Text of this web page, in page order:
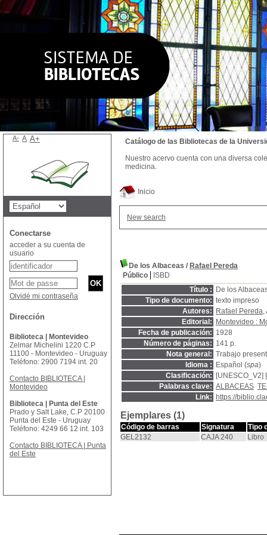
Inicio
New search
De los Albaceas / Rafael Pereda
Público
ISBD
Título :
De los
Tipo de documento: texto impreso
Autores:
Rafael Pereda,
Editorial:
Montevideo :
Fecha de publicación: 1928
Número de páginas: 141 p.
Nota general: Trabajo
Idioma :
Español (spa)
Clasificación:
[UNESCO_V2]
Palabras clave: ALBACEAS
Link:
https://
Ejemplares (1)
Código de barras Signatura
Tipo
GEL2132
CAJA 240 Libro
Catálogo de las Bibliotecas de la
Nuestro acervo cuenta con una diversa
medicina.
A- A A+
Conectarse
acceder a su cuenta de
usuario
Olvidé mi contraseña
Dirección
Biblioteca | Montevideo
Zelmar Michelini 1220 C.P
11100 - Montevideo - Uruguay
Teléfono: 2900 7194 int. 20
Contacto BIBLIOTECA |
Montevideo
Biblioteca | Punta del Este
Prado y Salt Lake, C.P 20100
Punta del Este - Uruguay
Teléfono: 4249 66 12 int. 103
Contacto BIBLIOTECA | Punta
del Este